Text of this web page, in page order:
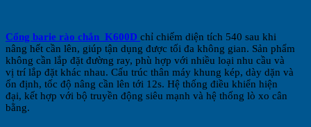
Cổng barie rào chắn K600D chỉ chiếm diện tích 540 sau khi
nâng hết cần lên, giúp tận dụng được tối đa không gian. Sản phẩm
không cần lắp đặt đường ray, phù hợp với nhiều loại nhu cầu và
vị trí lắp đặt khác nhau. Cấu trúc thân máy khung kép, dày dặn và
ổn định, tốc độ nâng cần lên tới 12s. Hệ thống điều khiển hiện
đại, kết hợp với bộ truyền động siêu mạnh và hệ thống lò xo cân
bằng.